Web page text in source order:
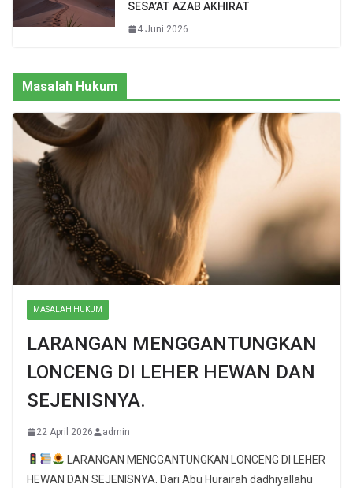
SESA’AT AZAB AKHIRAT
4 Juni 2026
Masalah Hukum
MASALAH HUKUM
LARANGAN MENGGANTUNGKAN
LONCENG DI LEHER HEWAN DAN
SEJENISNYA.
22 April 2026 admin
LARANGAN MENGGANTUNGKAN LONCENG DI LEHER
HEWAN DAN SEJENISNYA. Dari Abu Hurairah dadhiyallahu